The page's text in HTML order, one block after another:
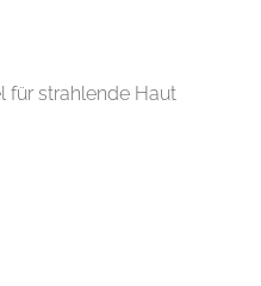
für strahlende Haut